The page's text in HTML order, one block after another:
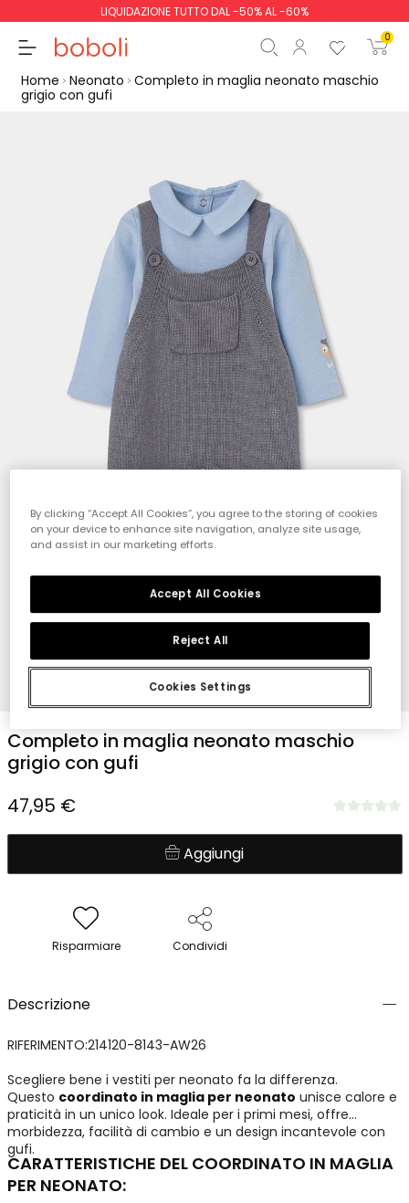
LIQUIDAZIONE TUTTO DAL -50% AL -60%
0
Continua Inizio ordine
Home Neonato Completo in maglia neonato maschio
grigio con gufi
3 4 5 6
Completo in maglia neonato maschio
grigio con gufi
47,95 €
Aggiungi
Risparmiare Condividi
Descrizione
RIFERIMENTO:214120-8143-AW26
Scegliere bene i vestiti per neonato fa la differenza.
Questo coordinato in maglia per neonato unisce calore e
praticità in un unico look. Ideale per i primi mesi, offre
morbidezza, facilità di cambio e un design incantevole con
gufi.
CARATTERISTICHE DEL COORDINATO IN MAGLIA
PER NEONATO:
By clicking “Accept All Cookies”, you agree to the storing of cookies
on your device to enhance site navigation, analyze site usage,
and assist in our marketing efforts.
Cookies Settings
Reject All
Accept All Cookies